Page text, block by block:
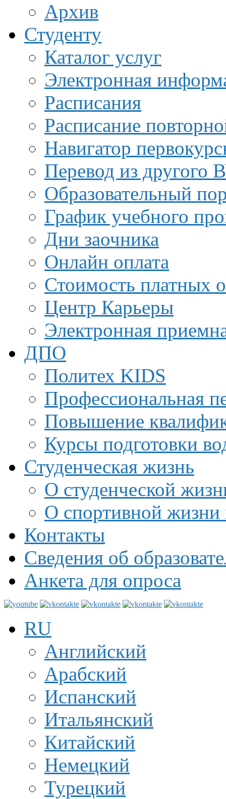
Архив
Студенту
Каталог услуг
Электронная
Расписания
Расписание
Навигатор
Перевод из другого
Образовательный
График учебного
Дни заочника
Онлайн оплата
Стоимость платных
Центр Карьеры
Электронная
ДПО
Политех KIDS
Профессиональная
Повышение
Курсы подготовки
Студенческая жизнь
О студенческой
О спортивной жизни
Контакты
Сведения об
Анкета для опроса
RU
Английский
Арабский
Испанский
Итальянский
Китайский
Немецкий
Турецкий